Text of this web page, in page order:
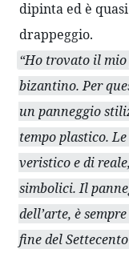
dipinta ed è
drappeggio.
“Ho trovato il
bizantino. Per
un panneggio
tempo plastico.
veristico e di
simbolici. Il
dell’arte, è
fine del